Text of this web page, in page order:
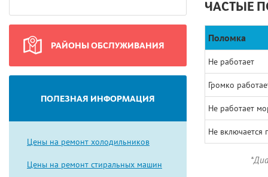
РАЙОНЫ ОБСЛУЖИВАНИЯ
ПОЛЕЗНАЯ ИНФОРМАЦИЯ
Цены на ремонт холодильников
Цены на ремонт стиральных машин
ЧАСТЫЕ
Поломка
Не работает
Громко
Не работает
Не включается